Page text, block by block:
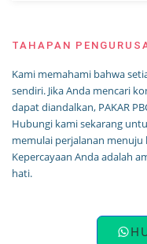
TAHAPAN
Kami memahami bahwa
sendiri. Jika Anda mencari
dapat diandalkan, PAKAR
Hubungi kami sekarang
memulai perjalanan
Kepercayaan Anda adalah
hati.